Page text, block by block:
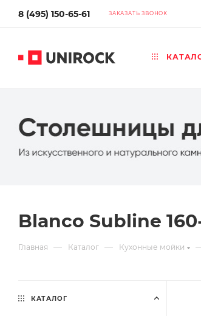
8 (495) 150-65-61 ЗАКАЗАТЬ ЗВОНОК
Blanco Subline
Главная — Каталог — Кухонные мойки
КАТАЛОГ